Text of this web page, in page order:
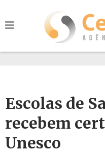
Escolas de
recebem
Unesco